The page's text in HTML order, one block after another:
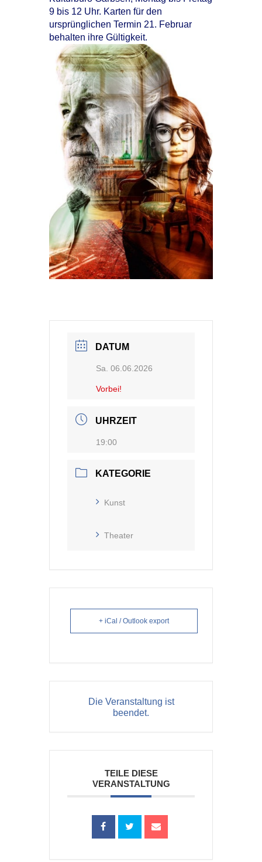
9 bis 12 Uhr. Karten für den
ursprünglichen Termin 21. Februar
behalten ihre Gültigkeit.
DATUM
Sa. 06.06.2026
Vorbei!
UHRZEIT
19:00
KATEGORIE
Kunst
Theater
+ iCal / Outlook export
Die Veranstaltung ist
beendet.
TEILE DIESE
VERANSTALTUNG